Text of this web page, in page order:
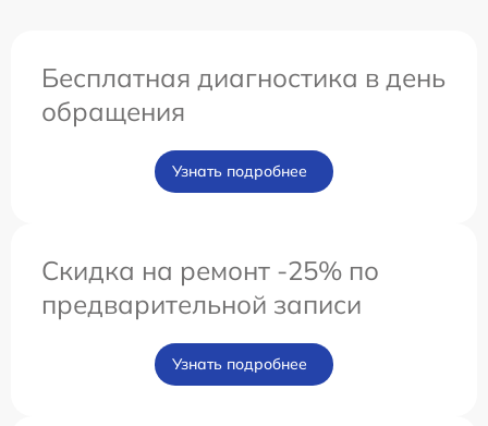
Бесплатная диагностика в день
обращения
Узнать подробнее
Скидка на ремонт -25% по
предварительной записи
Узнать подробнее